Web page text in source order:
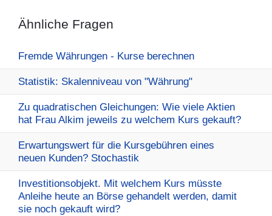
Ähnliche Fragen
Fremde Währungen - Kurse berechnen
Statistik: Skalenniveau von "Währung"
Zu quadratischen Gleichungen: Wie viele Aktien
hat Frau Alkim jeweils zu welchem Kurs gekauft?
Erwartungswert für die Kursgebühren eines
neuen Kunden? Stochastik
Investitionsobjekt. Mit welchem Kurs müsste
Anleihe heute an Börse gehandelt werden, damit
sie noch gekauft wird?